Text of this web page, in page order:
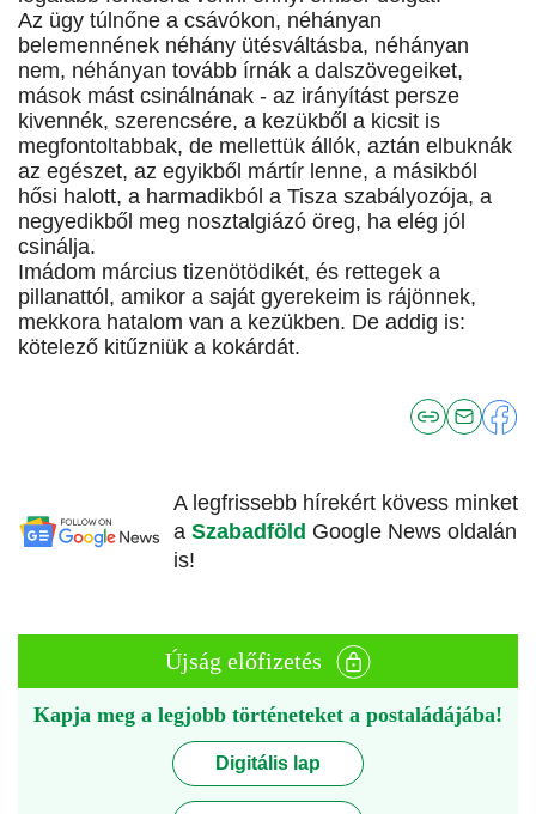
Az ügy túlnőne a csávókon, néhányan
belemennének néhány ütésváltásba, néhányan
nem, néhányan tovább írnák a dalszövegeiket,
mások mást csinálnának - az irányítást persze
kivennék, szerencsére, a kezükből a kicsit is
megfontoltabbak, de mellettük állók, aztán elbuknák
az egészet, az egyikből mártír lenne, a másikból
hősi halott, a harmadikból a Tisza szabályozója, a
negyedikből meg nosztalgiázó öreg, ha elég jól
csinálja.
Imádom március tizenötödikét, és rettegek a
pillanattól, amikor a saját gyerekeim is rájönnek,
mekkora hatalom van a kezükben. De addig is:
kötelező kitűzniük a kokárdát.
A legfrissebb hírekért kövess minket
a Szabadföld Google News oldalán
is!
Újság előfizetés
Kapja meg a legjobb történeteket a postaládájába!
Digitális lap